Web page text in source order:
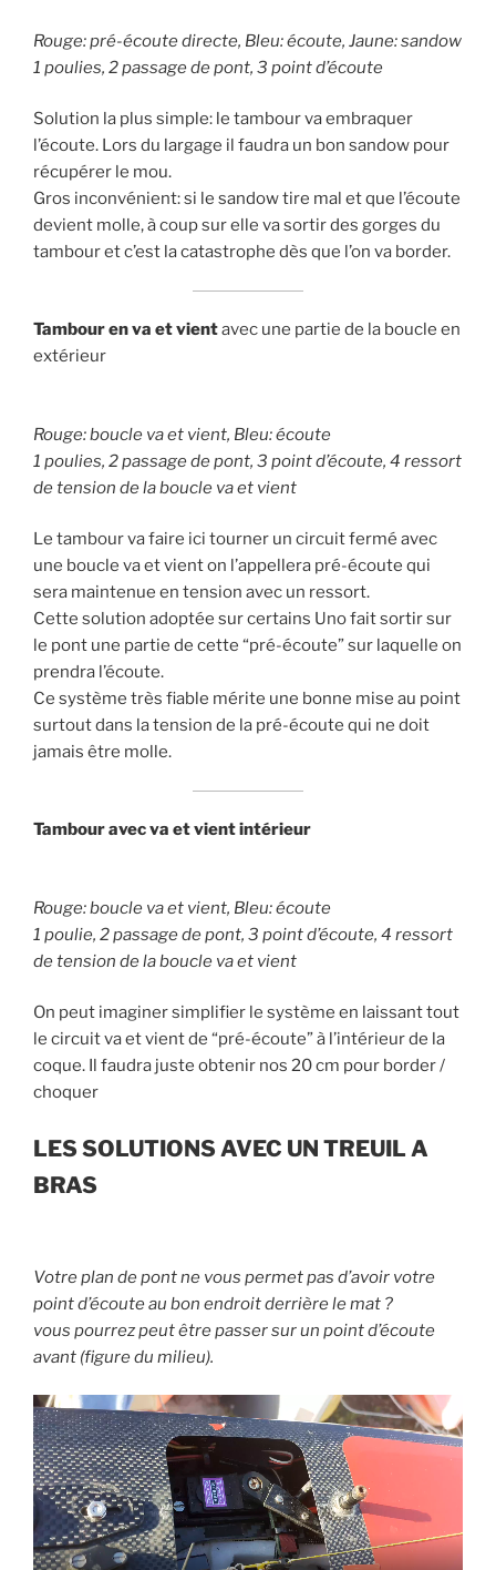
Rouge: pré-écoute directe, Bleu: écoute, Jaune: sandow
1 poulies, 2 passage de pont, 3 point d’écoute
Solution la plus simple: le tambour va embraquer
l’écoute. Lors du largage il faudra un bon sandow pour
récupérer le mou.
Gros inconvénient: si le sandow tire mal et que l’écoute
devient molle, à coup sur elle va sortir des gorges du
tambour et c’est la catastrophe dès que l’on va border.
Tambour en va et vientavec une partie de la boucle en
extérieur
Rouge: boucle va et vient, Bleu: écoute
1 poulies, 2 passage de pont, 3 point d’écoute, 4 ressort
de tension de la boucle va et vient
Le tambour va faire ici tourner un circuit fermé avec
une boucle va et vient on l’appellera pré-écoute qui
sera maintenue en tension avec un ressort.
Cette solution adoptée sur certains Uno fait sortir sur
le pont une partie de cette “pré-écoute” sur laquelle on
prendra l’écoute.
Ce système très fiable mérite une bonne mise au point
surtout dans la tension de la pré-écoute qui ne doit
jamais être molle.
Tambour avec va et vient intérieur
Rouge: boucle va et vient, Bleu: écoute
1 poulie, 2 passage de pont, 3 point d’écoute, 4 ressort
de tension de la boucle va et vient
On peut imaginer simplifier le système en laissant tout
le circuit va et vient de “pré-écoute” à l’intérieur de la
coque. Il faudra juste obtenir nos 20 cm pour border /
choquer
LES SOLUTIONS AVEC UN TREUIL A
BRAS
Votre plan de pont ne vous permet pas d’avoir votre
point d’écoute au bon endroit derrière le mat ?
vous pourrez peut être passer sur un point d’écoute
avant (figure du milieu).